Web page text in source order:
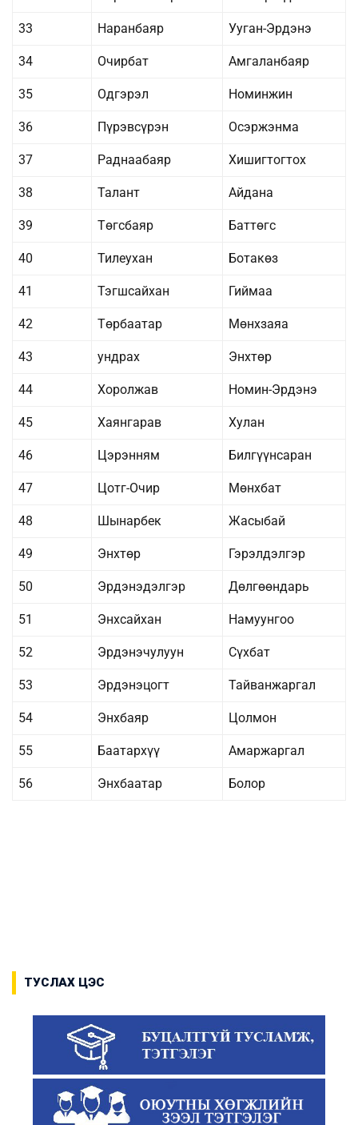
33 Наранбаяр Ууган-Эрдэнэ
34 Очирбат Амгаланбаяр
35 Одгэрэл Номинжин
36 Пүрэвсүрэн Осэржэнма
37 Раднаабаяр Хишигтогтох
38 Талант Айдана
39 Төгсбаяр Баттөгс
40 Тилеухан Ботакөз
41 Тэгшсайхан Гиймаа
42 Төрбаатар Мөнхзаяа
43 ундрах Энхтөр
44 Хоролжав Номин-Эрдэнэ
45 Хаянгарав Хулан
46 Цэрэнням Билгүүнсаран
47 Цотг-Очир Мөнхбат
48 Шынарбек Жасыбай
49 Энхтөр Гэрэлдэлгэр
50 Эрдэнэдэлгэр Дөлгөөндарь
51 Энхсайхан Намуунгоо
52 Эрдэнэчулуун Сүхбат
53 Эрдэнэцогт Тайванжаргал
54 Энхбаяр Цолмон
55 Баатархүү Амаржаргал
56 Энхбаатар Болор
ТУСЛАХ ЦЭС